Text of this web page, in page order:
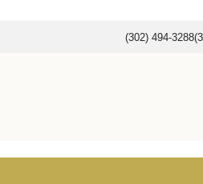
(302) 494-3288